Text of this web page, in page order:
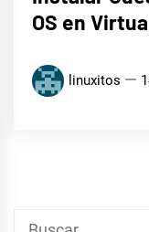
OS en
linuxitos
Buscar: